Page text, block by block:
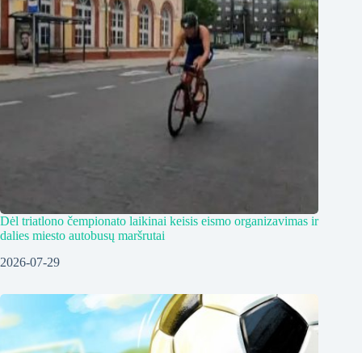
Dėl triatlono čempionato laikinai keisis eismo organizavimas ir
dalies miesto autobusų maršrutai
2026-07-29